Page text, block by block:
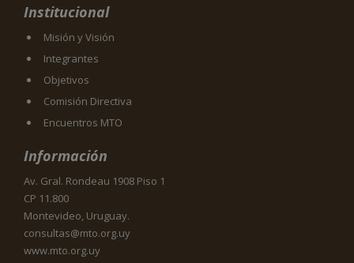
Institucional
Misión y Visión
Integrantes
Objetivos
Comisión Directiva
Encuentros MTO
Información
Av. Gral. Rondeau 1908 Piso 1
CP 11.800
Montevideo, Uruguay.
consultas@mto.org.uy
www.mto.org.uy